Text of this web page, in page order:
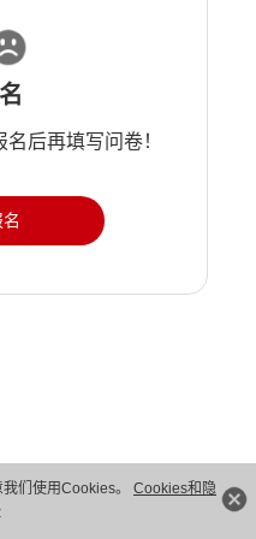
们使用Cookies。 Cookies和隐
后再填写问卷！
保留一切权利。粤A2-20044005号
法律声明